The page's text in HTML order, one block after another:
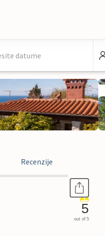
datume
Recenzije
5
out of 5